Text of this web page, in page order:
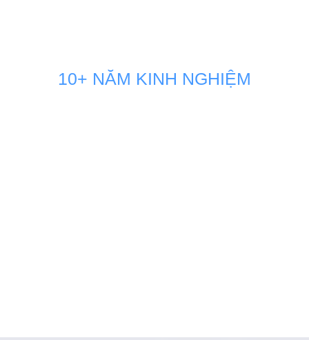
10+ NĂM KINH NGHIỆM